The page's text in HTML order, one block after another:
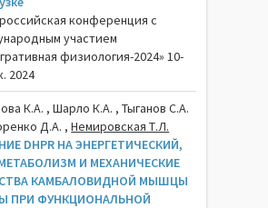
конференция с
участием
физиология-2024» 10-
2024
К.А. , Шарло К.А. , Тыганов С.А.
Д.А. ,Немировская Т.Л.
DHPR НА ЭНЕРГЕТИЧЕСКИЙ,
И МЕХАНИЧЕСКИЕ
КАМБАЛОВИДНОЙ МЫШЦЫ
ПРИ ФУНКЦИОНАЛЬНОЙ